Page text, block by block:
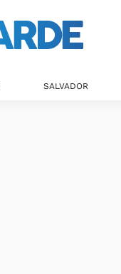
SALVADOR